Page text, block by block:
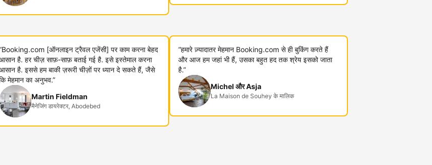
[ऑनलाइन ट्रैवल एजेंसी] पर काम करना बेहद
है. हर चीज़ साफ़-साफ़ बताई गई है. इसे इस्तेमाल करना
है. इससे हम बाकी ज़रूरी चीज़ों पर ध्यान दे सकते हैं, जैसे
मेहमान का अनुभव.”
Martin Fieldman
मैनेजिंग डायरेक्टर, Abodebed
“हमारे ज़्यादातर मेहमान Booking.com से ही बुकिंग करते हैं
और आज हम जहां भी हैं, उसका बहुत हद तक श्रेय इसको जाता
है.”
Michel और Asja
La Maison de Souhey के मालिक